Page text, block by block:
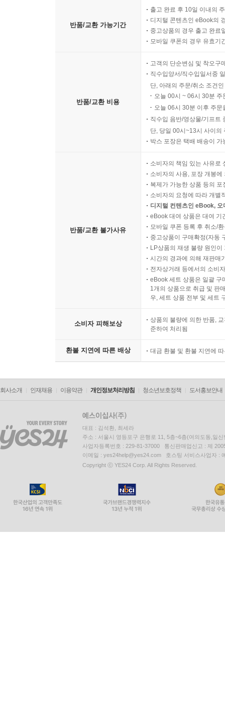
반품/교환 가능기간
출고 완료 후 10일 이내의
디지털 콘텐츠인 eBook의
중고상품의 경우 출고 완료
모바일 쿠폰의 경우 유효기
반품/교환 비용
고객의 단순변심 및 착오구
직수입양서/직수입일서중
단, 아래의 주문/취소 조건
오늘 00시 ~ 06시 30분
오늘 06시 30분 이후 주
직수입 음반/영상물/기프트
단, 당일 00시~13시 사이의
박스 포장은 택배 배송이
반품/교환 불가사유
소비자의 책임 있는 사유로
소비자의 사용, 포장 개봉
복제가 가능한 상품 등의
소비자의 요청에 따라 개별
디지털 컨텐츠인 eBook,
eBook 대여 상품은 대여 기
모바일 쿠폰 등록 후 취소/
중고상품이 구매확정(자동
LP상품의 재생 불량 원인
시간의 경과에 의해 재판매
전자상거래 등에서의 소비
eBook 세트 상품은 일괄 구
1개의 상품으로 취급 및 판
우, 세트 상품 전부 및 세트
소비자 피해보상
상품의 불량에 의한 반품,
준하여 처리됨
환불 지연에 따른 배상 대금 환불 및 환불 지연에
회사소개 인재채용 이용약관 개인정보처리방침 청소년보호정책 도서홍보안내
대표 : 김석환, 최세라
주소 : 서울시 영등포구 은행로 11, 5층~6층(여의도동,일신
사업자등록번호 : 229-81-37000 통신판매업신고 : 제
이메일 : yes24help@yes24.com 호스팅 서비스사업자 :
Copyright ⓒ YES24 Corp. All Rights Reserved.